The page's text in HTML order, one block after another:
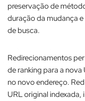
preservação de
duração da mudança
de busca.​
Redirecionamentos
de ranking para a
no novo endereço.
URL original